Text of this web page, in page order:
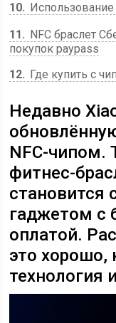
10
Использование
11
NFC браслет
покупок paypass
12
Где купить с
Недавно
NFC-чипом.
фитнес-
гаджетом с
оплатой.
это хорошо,
технология